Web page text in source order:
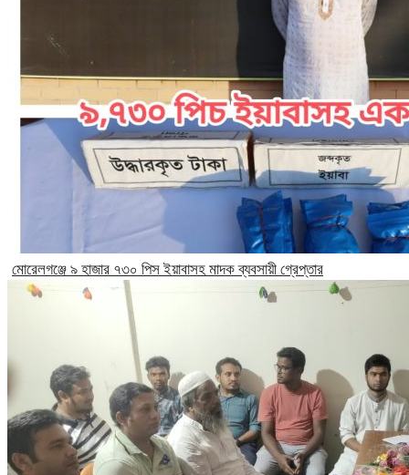
মোরেলগঞ্জে ৯ হাজার ৭৩০ পিস ইয়াবাসহ মাদক ব্যবসায়ী গ্রেপ্তার